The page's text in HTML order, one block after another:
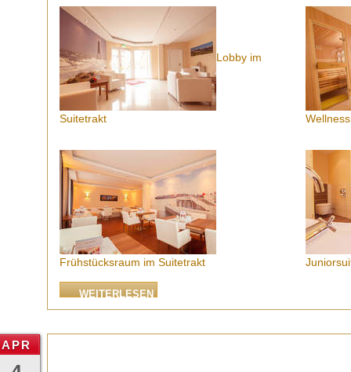
Lobby im
Suitetrakt
Frühstücksraum im Suitetrakt
WEITERLESEN
APR